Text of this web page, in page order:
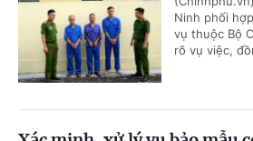
Ninh phối
vụ thuộc Bộ
rõ vụ việc,